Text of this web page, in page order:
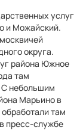
услуг
и Можайский.
округа.
района Южное
там
С небольшим
Марьино в
там
пресс-службе